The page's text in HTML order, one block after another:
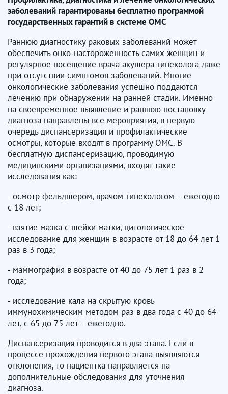
заболеваний гарантированы бесплатно программой
государственных гарантий в системе ОМС
Раннюю диагностику раковых заболеваний может
обеспечить онко-настороженность самих женщин и
регулярное посещение врача акушера-гинеколога даже
при отсутствии симптомов заболеваний. Многие
онкологические заболевания успешно поддаются
лечению при обнаружении на ранней стадии. Именно
на своевременное выявление и раннюю постановку
диагноза направлены все мероприятия, в первую
очередь диспансеризация и профилактические
осмотры, которые входят в программу ОМС. В
бесплатную диспансеризацию, проводимую
медицинскими организациями, входят такие
исследования как:
- осмотр фельдшером, врачом-гинекологом – ежегодно
с 18 лет;
- взятие мазка с шейки матки, цитологическое
исследование для женщин в возрасте от 18 до 64 лет 1
раз в 3 года;
- маммография в возрасте от 40 до 75 лет 1 раз в 2
года;
- исследование кала на скрытую кровь
иммунохимическим методом раз в два года с 40 до 64
лет, с 65 до 75 лет – ежегодно.
Диспансеризация проводится в два этапа. Если в
процессе прохождения первого этапа выявляются
отклонения, то пациентка направляется на
дополнительные обследования для уточнения
диагноза.